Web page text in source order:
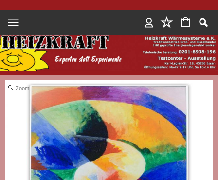
Anmelden
Zoom